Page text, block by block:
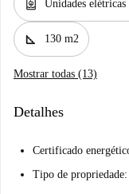
water_heater Unidades
square_foot 130 m2
Mostrar todas (13)
Detalhes
Certificado
Tipo de